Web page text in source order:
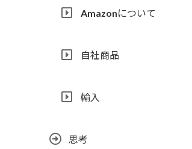
Amazonについて
自社商品
輸入
思考